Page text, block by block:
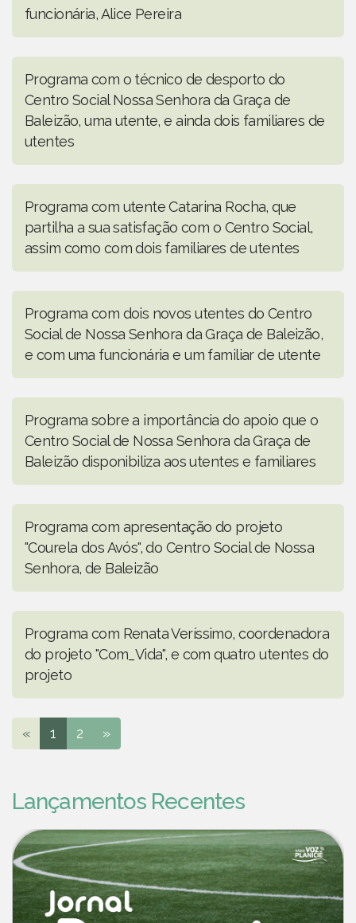
funcionária, Alice Pereira
Programa com o técnico de desporto do
Centro Social Nossa Senhora da Graça de
Baleizão, uma utente, e ainda dois familiares de
utentes
Programa com utente Catarina Rocha, que
partilha a sua satisfação com o Centro Social,
assim como com dois familiares de utentes
Programa com dois novos utentes do Centro
Social de Nossa Senhora da Graça de Baleizão,
e com uma funcionária e um familiar de utente
Programa sobre a importância do apoio que o
Centro Social de Nossa Senhora da Graça de
Baleizão disponibiliza aos utentes e familiares
Programa com apresentação do projeto
"Courela dos Avós", do Centro Social de Nossa
Senhora, de Baleizão
Programa com Renata Veríssimo, coordenadora
do projeto "Com_Vida", e com quatro utentes do
projeto
« 1 2 »
Lançamentos Recentes